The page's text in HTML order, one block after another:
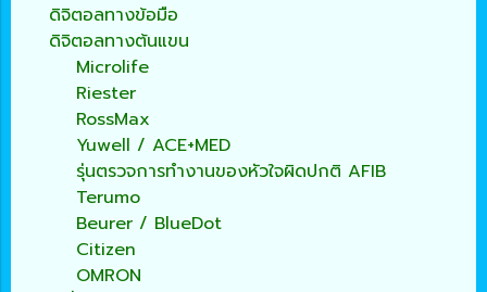
ดิจิตอลทางข้อมือ
ดิจิตอลทางต้นแขน
Microlife
Riester
RossMax
Yuwell / ACE+MED
รุ่นตรวจการทำงานของหัวใจผิดปกติ AFIB
Terumo
Beurer / BlueDot
Citizen
OMRON